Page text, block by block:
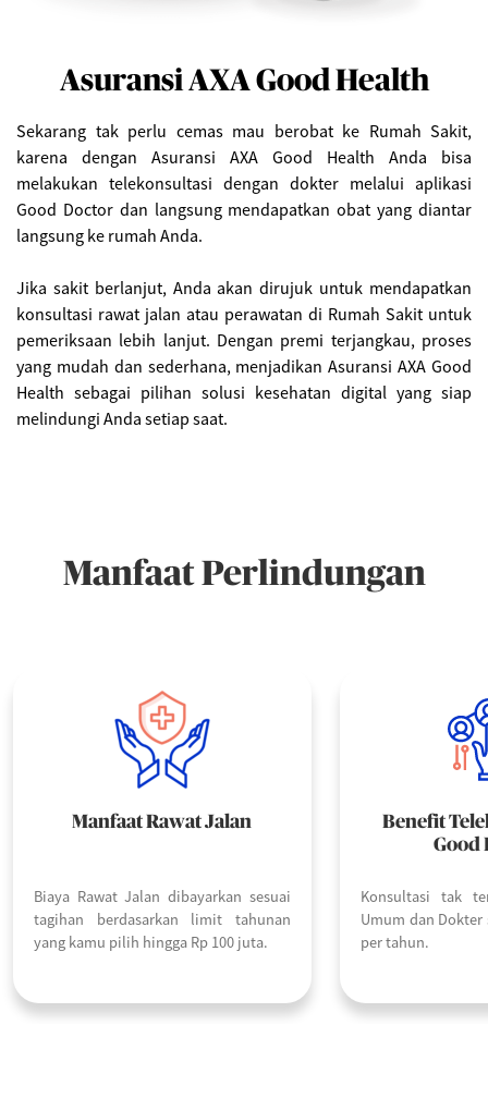
Asuransi AXA Good Health
Sekarang tak perlu cemas mau berobat ke Rumah Sakit,
karena dengan Asuransi AXA Good Health Anda bisa
melakukan telekonsultasi dengan dokter melalui aplikasi
Good Doctor dan langsung mendapatkan obat yang diantar
langsung ke rumah Anda.
Jika sakit berlanjut, Anda akan dirujuk untuk mendapatkan
konsultasi rawat jalan atau perawatan di Rumah Sakit untuk
pemeriksaan lebih lanjut. Dengan premi terjangkau, proses
yang mudah dan sederhana, menjadikan Asuransi AXA Good
Health sebagai pilihan solusi kesehatan digital yang siap
melindungi Anda setiap saat.
Manfaat Perlindungan
Manfaat Rawat Jalan
Biaya Rawat Jalan dibayarkan sesuai
tagihan berdasarkan limit tahunan
yang kamu pilih hingga Rp 100 juta.
Benefit
Good
Konsultasi tak
Umum dan Dokter
per tahun.